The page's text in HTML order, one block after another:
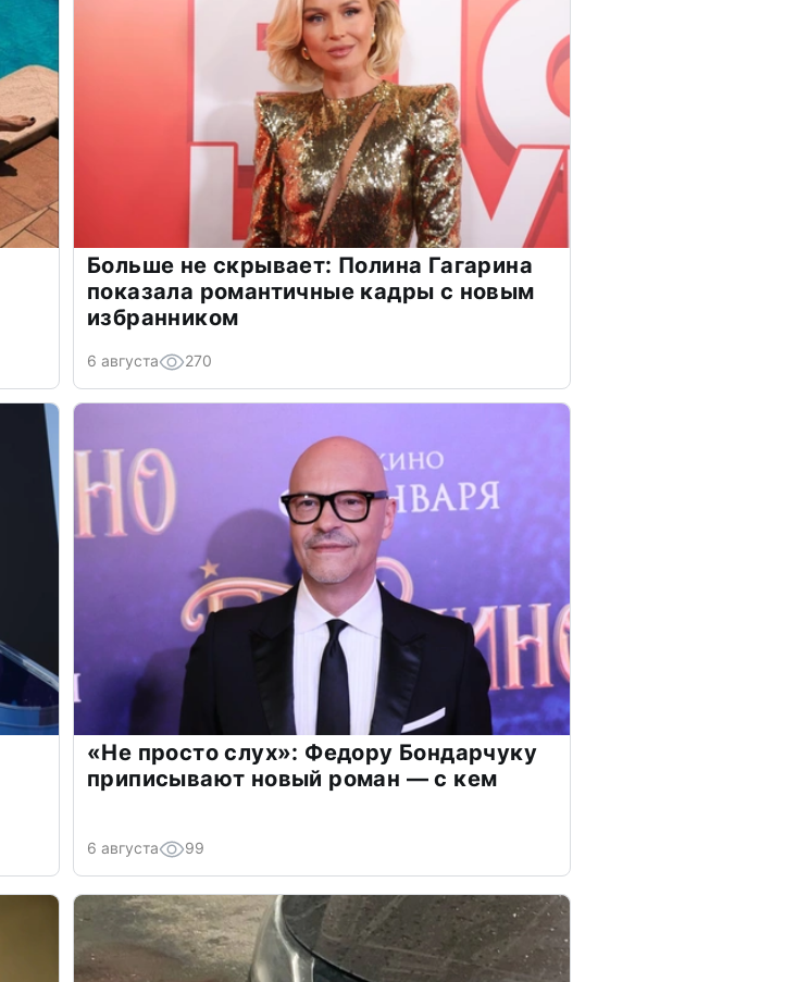
Больше не скрывает: Полина Гагарина
показала романтичные кадры с новым
избранником
6 августа 270
«Не просто слух»: Федору Бондарчуку
приписывают новый роман — с кем
6 августа 99